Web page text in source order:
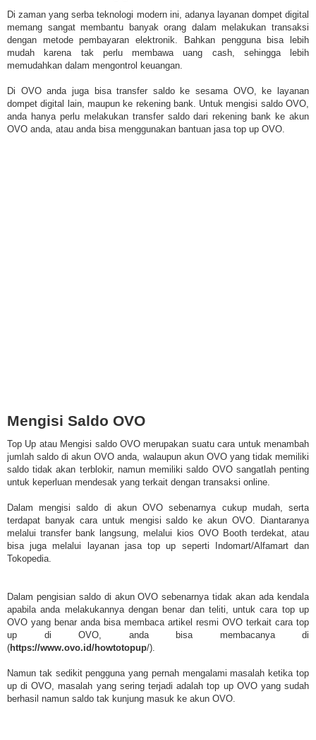
Di zaman yang serba teknologi modern ini, adanya layanan dompet digital
memang sangat membantu banyak orang dalam melakukan transaksi
dengan metode pembayaran elektronik. Bahkan pengguna bisa lebih
mudah karena tak perlu membawa uang cash, sehingga lebih
memudahkan dalam mengontrol keuangan.
Di OVO anda juga bisa transfer saldo ke sesama OVO, ke layanan
dompet digital lain, maupun ke rekening bank. Untuk mengisi saldo OVO,
anda hanya perlu melakukan transfer saldo dari rekening bank ke akun
OVO anda, atau anda bisa menggunakan bantuan jasa top up OVO.
Mengisi Saldo OVO
Top Up atau Mengisi saldo OVO merupakan suatu cara untuk menambah
jumlah saldo di akun OVO anda, walaupun akun OVO yang tidak memiliki
saldo tidak akan terblokir, namun memiliki saldo OVO sangatlah penting
untuk keperluan mendesak yang terkait dengan transaksi online.
Dalam mengisi saldo di akun OVO sebenarnya cukup mudah, serta
terdapat banyak cara untuk mengisi saldo ke akun OVO. Diantaranya
melalui transfer bank langsung, melalui kios OVO Booth terdekat, atau
bisa juga melalui layanan jasa top up seperti Indomart/Alfamart dan
Tokopedia.
Dalam pengisian saldo di akun OVO sebenarnya tidak akan ada kendala
apabila anda melakukannya dengan benar dan teliti, untuk cara top up
OVO yang benar anda bisa membaca artikel resmi OVO terkait cara top
up di OVO, anda bisa membacanya di
(https://www.ovo.id/howtotopup/).
Namun tak sedikit pengguna yang pernah mengalami masalah ketika top
up di OVO, masalah yang sering terjadi adalah top up OVO yang sudah
berhasil namun saldo tak kunjung masuk ke akun OVO.